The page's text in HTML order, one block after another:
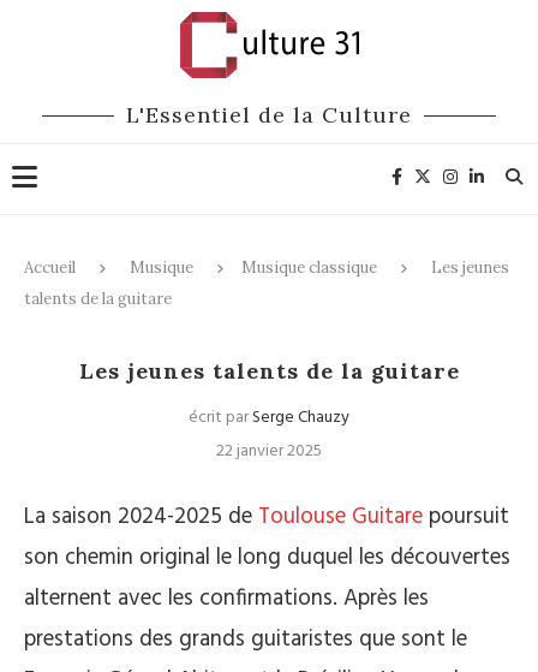
L'Essentiel de la Culture
Accueil Musique Musique classique
Les jeunes
talents de la guitare
Les jeunes talents de la guitare
écrit parSerge Chauzy
22 janvier 2025
La saison 2024-2025 de Toulouse Guitare poursuit
son chemin original le long duquel les découvertes
alternent avec les confirmations. Après les
prestations des grands guitaristes que sont le